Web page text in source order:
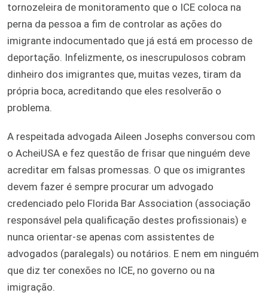
tornozeleira de monitoramento que o ICE coloca na
perna da pessoa a fim de controlar as ações do
imigrante indocumentado que já está em processo de
deportação. Infelizmente, os inescrupulosos cobram
dinheiro dos imigrantes que, muitas vezes, tiram da
própria boca, acreditando que eles resolverão o
problema.
A respeitada advogada Aileen Josephs conversou com
o AcheiUSA e fez questão de frisar que ninguém deve
acreditar em falsas promessas. O que os imigrantes
devem fazer é sempre procurar um advogado
credenciado pelo Florida Bar Association (associação
responsável pela qualificação destes profissionais) e
nunca orientar-se apenas com assistentes de
advogados (paralegals) ou notários. E nem em ninguém
que diz ter conexões no ICE, no governo ou na
imigração.